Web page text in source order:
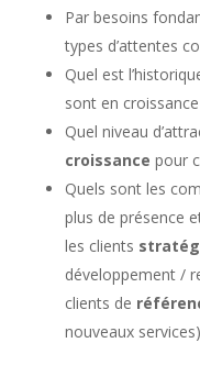
Par besoins
types d’attentes
Quel est
sont en
Quel niveau
croissance pour
Quels sont les
plus de présence
les clients
développement /
clients de
nouveaux